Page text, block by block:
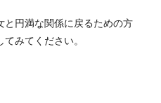
と円満な関係に戻るための方
みてください。